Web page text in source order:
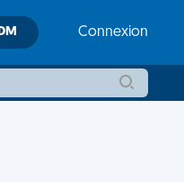
Connexion